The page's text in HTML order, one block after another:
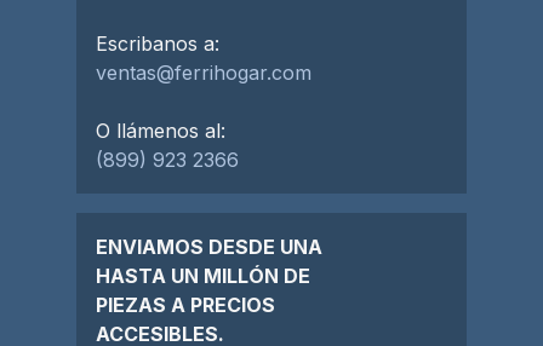
Escribanos a:
ventas@ferrihogar.com
O llámenos al:
(899) 923 2366
ENVIAMOS DESDE UNA
HASTA UN MILLÓN DE
PIEZAS A PRECIOS
ACCESIBLES.